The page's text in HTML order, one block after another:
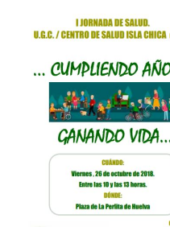
de
para
un
envejecimiento
activo
saludable
en